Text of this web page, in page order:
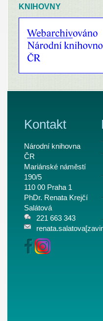
KNIHOVNY
Kontakt
Národní knihovna
ČR
Mariánské náměstí
190/5
110 00 Praha 1
PhDr. Renata Krejčí
Salátová
221 663 343